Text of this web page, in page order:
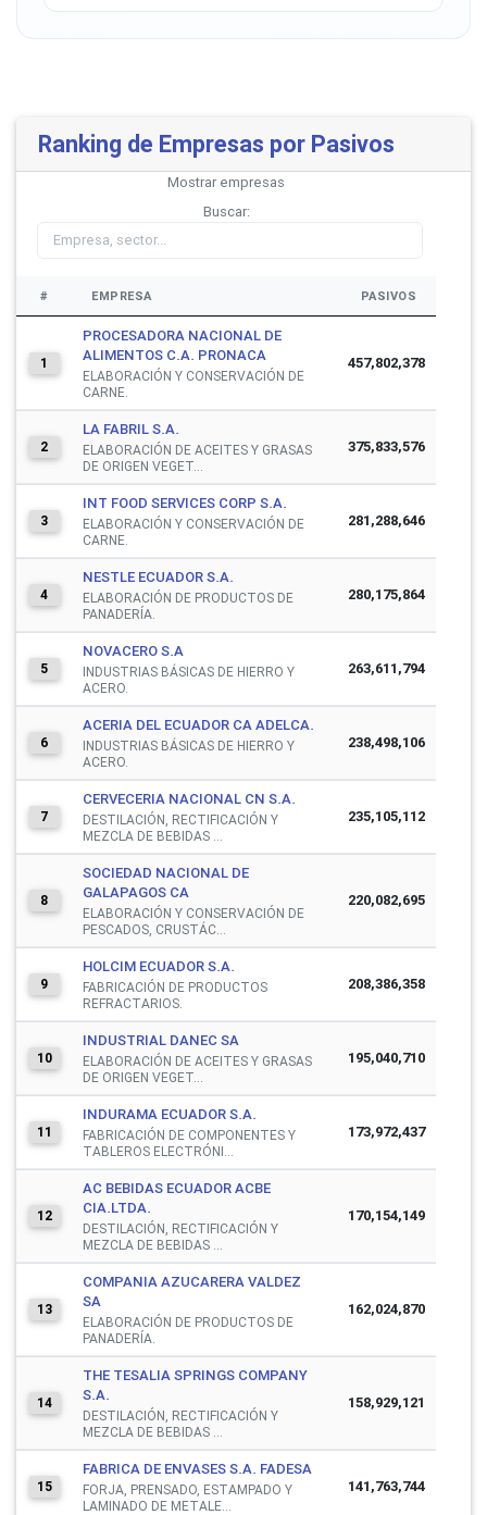
Ranking de Empresas por Pasivos
Mostrar empresas
Buscar:
# EMPRESA PASIVOS
1
PROCESADORA NACIONAL DE
ALIMENTOS C.A. PRONACA
ELABORACIÓN Y CONSERVACIÓN DE
CARNE.
457,802,378
2
LA FABRIL S.A.
ELABORACIÓN DE ACEITES Y GRASAS
DE ORIGEN VEGET...
375,833,576
3
INT FOOD SERVICES CORP S.A.
ELABORACIÓN Y CONSERVACIÓN DE
CARNE.
281,288,646
4
NESTLE ECUADOR S.A.
ELABORACIÓN DE PRODUCTOS DE
PANADERÍA.
280,175,864
5
NOVACERO S.A
INDUSTRIAS BÁSICAS DE HIERRO Y
ACERO.
263,611,794
6
ACERIA DEL ECUADOR CA ADELCA.
INDUSTRIAS BÁSICAS DE HIERRO Y
ACERO.
238,498,106
7
CERVECERIA NACIONAL CN S.A.
DESTILACIÓN, RECTIFICACIÓN Y
MEZCLA DE BEBIDAS ...
235,105,112
8
SOCIEDAD NACIONAL DE
GALAPAGOS CA
ELABORACIÓN Y CONSERVACIÓN DE
PESCADOS, CRUSTÁC...
220,082,695
9
HOLCIM ECUADOR S.A.
FABRICACIÓN DE PRODUCTOS
REFRACTARIOS.
208,386,358
10
INDUSTRIAL DANEC SA
ELABORACIÓN DE ACEITES Y GRASAS
DE ORIGEN VEGET...
195,040,710
11
INDURAMA ECUADOR S.A.
FABRICACIÓN DE COMPONENTES Y
TABLEROS ELECTRÓNI...
173,972,437
12
AC BEBIDAS ECUADOR ACBE
CIA.LTDA.
DESTILACIÓN, RECTIFICACIÓN Y
MEZCLA DE BEBIDAS ...
170,154,149
13
COMPANIA AZUCARERA VALDEZ
SA
ELABORACIÓN DE PRODUCTOS DE
PANADERÍA.
162,024,870
14
THE TESALIA SPRINGS COMPANY
S.A.
DESTILACIÓN, RECTIFICACIÓN Y
MEZCLA DE BEBIDAS ...
158,929,121
15
FABRICA DE ENVASES S.A. FADESA
FORJA, PRENSADO, ESTAMPADO Y
LAMINADO DE METALE...
141,763,744